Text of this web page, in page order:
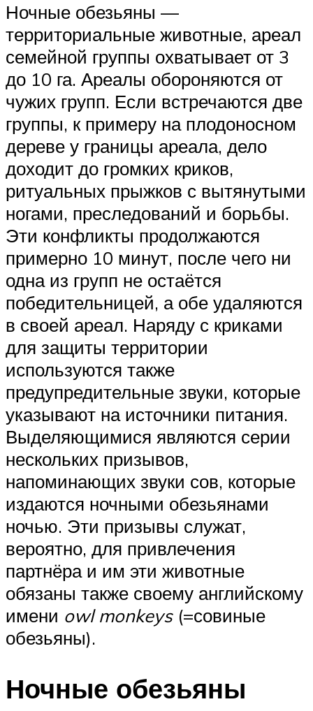
Ночные обезьяны —
территориальные животные, ареал
семейной группы охватывает от 3
до 10 га. Ареалы обороняются от
чужих групп. Если встречаются две
группы, к примеру на плодоносном
дереве у границы ареала, дело
доходит до громких криков,
ритуальных прыжков с вытянутыми
ногами, преследований и борьбы.
Эти конфликты продолжаются
примерно 10 минут, после чего ни
одна из групп не остаётся
победительницей, а обе удаляются
в своей ареал. Наряду с криками
для защиты территории
используются также
предупредительные звуки, которые
указывают на источники питания.
Выделяющимися являются серии
нескольких призывов,
напоминающих звуки сов, которые
издаются ночными обезьянами
ночью. Эти призывы служат,
вероятно, для привлечения
партнёра и им эти животные
обязаны также своему английскому
имени owl monkeys(=совиные
обезьяны).
Ночные обезьяны